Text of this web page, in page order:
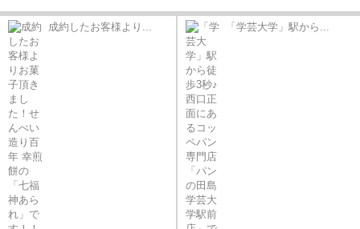
成約したお客様より... 「学芸大学」駅から...